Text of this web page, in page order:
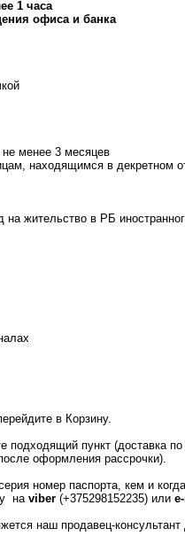
1 часа
офиса и банка
менее 3 месяцев
находящимся в декретном
жительство в РБ
в Корзину.
подходящий пункт (доставка
оформления рассрочки).
номер паспорта, кем и
на viber (+375298152235) или
наш продавец-консультант